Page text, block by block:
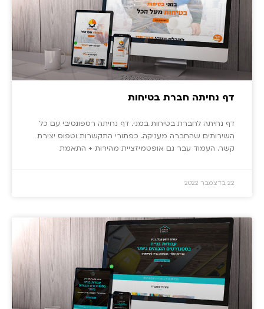
דף נחיתה חברת בטיחות
דף נחיתה לחברת בטיחות במני. דף נחיתה רספונסיבי עם כל
השירותים שהחברה מעניקה. כפתורי התקשרות וטפוס יצירת
קשר. העמוד עבר גם אופטמיזציית מהירות + התאמת
22 בדצמבר 2022